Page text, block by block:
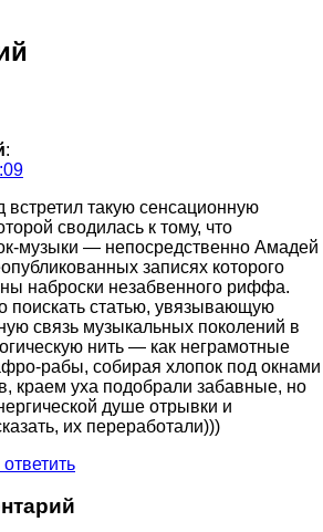
:
встретил такую сенсационную
сводилась к тому, что
музыки — непосредственно Амадей
записях которого
наброски незабвенного риффа.
поискать статью, увязывающую
связь музыкальных поколений в
нить — как неграмотные
рабы, собирая хлопок под окнами
краем уха подобрали забавные, но
душе отрывки и
их переработали)))